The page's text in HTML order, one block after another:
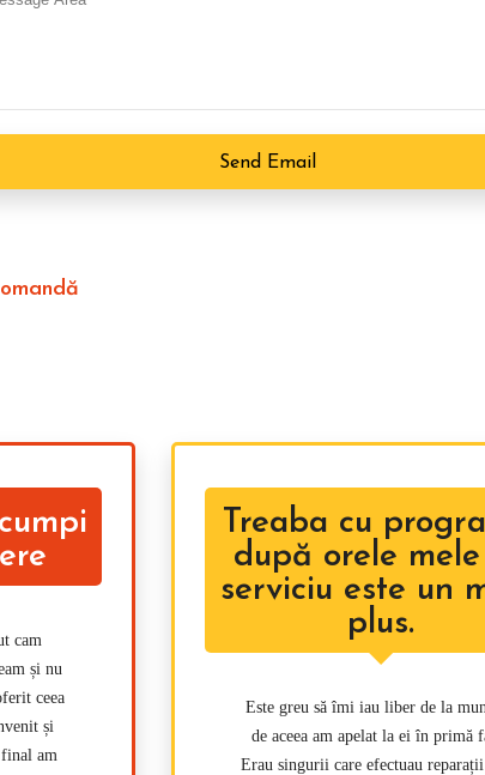
cam
și nu
ceea
și
am
Treaba cu
după orele
serviciu este un
plus.
Este greu să îmi iau liber de la
de aceea am apelat la ei în primă
Erau singurii care efectuau